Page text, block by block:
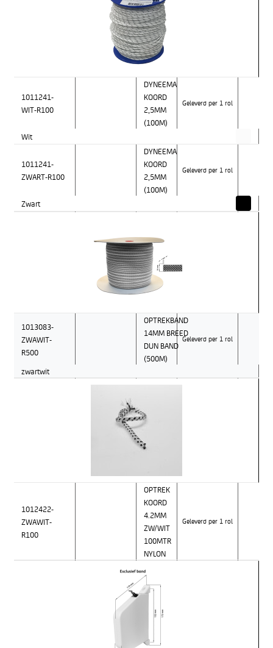
1011241-
WIT-R100
DYNEEMA
KOORD
2,5MM
(100M)
Geleverd per 1 rol
Wit
1011241-
ZWART-R100
DYNEEMA
KOORD
2,5MM
(100M)
Geleverd per 1 rol
Zwart
1013083-
ZWAWIT-
R500
OPTREKBAND
14MM BREED
DUN BAND
(500M)
Geleverd per 1 rol
zwartwit
1012422-
ZWAWIT-
R100
OPTREK
KOORD
4.2MM
ZW/WIT
100MTR
NYLON
Geleverd per 1 rol